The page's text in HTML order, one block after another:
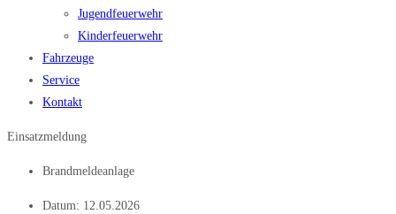
Jugendfeuerwehr
Kinderfeuerwehr
Fahrzeuge
Service
Kontakt
Einsatzmeldung
Brandmeldeanlage
Datum: 12.05.2026